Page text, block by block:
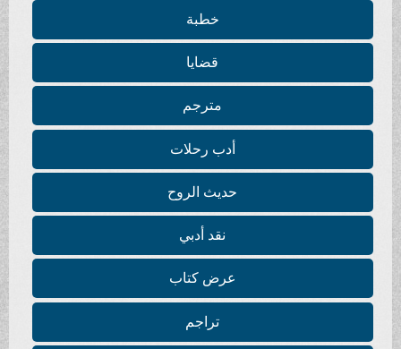
مترجم
أدب رحلات
حديث الروح
نقد أدبي
عرض كتاب